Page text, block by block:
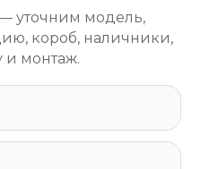
— уточним модель,
короб, наличники,
и монтаж.